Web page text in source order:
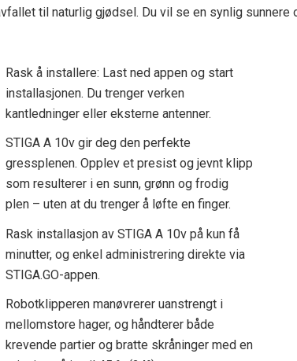
til naturlig gjødsel. Du vil se en synlig sunnere
Rask å installere: Last ned appen og start
installasjonen. Du trenger verken
kantledninger eller eksterne antenner.
STIGA A 10v gir deg den perfekte
gressplenen. Opplev et presist og jevnt klipp
som resulterer i en sunn, grønn og frodig
plen – uten at du trenger å løfte en finger.
Rask installasjon av STIGA A 10v på kun få
minutter, og enkel administrering direkte via
STIGA.GO-appen.
Robotklipperen manøvrerer uanstrengt i
mellomstore hager, og håndterer både
krevende partier og bratte skråninger med en